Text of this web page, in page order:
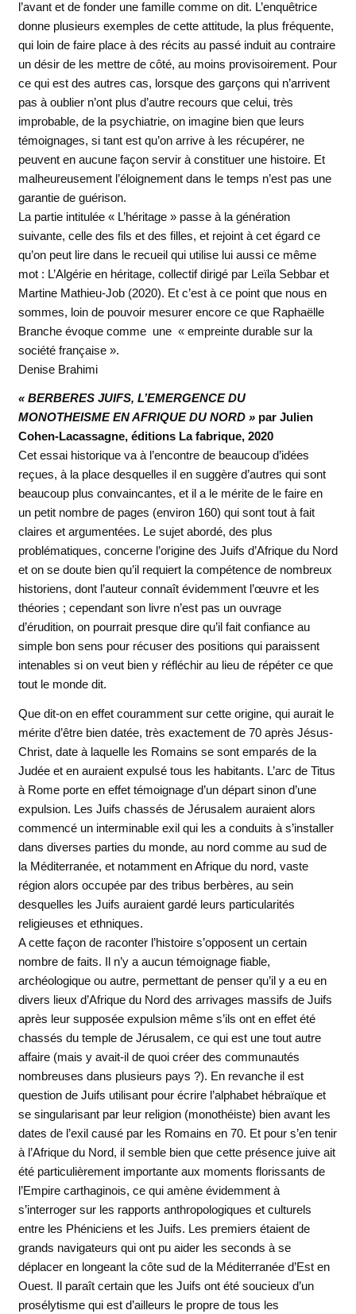
l’avant et de fonder une famille comme on dit. L’enquêtrice
donne plusieurs exemples de cette attitude, la plus fréquente,
qui loin de faire place à des récits au passé induit au contraire
un désir de les mettre de côté, au moins provisoirement. Pour
ce qui est des autres cas, lorsque des garçons qui n’arrivent
pas à oublier n’ont plus d’autre recours que celui, très
improbable, de la psychiatrie, on imagine bien que leurs
témoignages, si tant est qu’on arrive à les récupérer, ne
peuvent en aucune façon servir à constituer une histoire. Et
malheureusement l’éloignement dans le temps n’est pas une
garantie de guérison.
La partie intitulée « L’héritage » passe à la génération
suivante, celle des fils et des filles, et rejoint à cet égard ce
qu’on peut lire dans le recueil qui utilise lui aussi ce même
mot : L’Algérie en héritage, collectif dirigé par Leïla Sebbar et
Martine Mathieu-Job (2020). Et c’est à ce point que nous en
sommes, loin de pouvoir mesurer encore ce que Raphaëlle
Branche évoque comme une « empreinte durable sur la
société française ».
Denise Brahimi
« BERBERES JUIFS, L’EMERGENCE DU
MONOTHEISME EN AFRIQUE DU NORD »par Julien
Cohen-Lacassagne, éditions La fabrique, 2020
Cet essai historique va à l’encontre de beaucoup d’idées
reçues, à la place desquelles il en suggère d’autres qui sont
beaucoup plus convaincantes, et il a le mérite de le faire en
un petit nombre de pages (environ 160) qui sont tout à fait
claires et argumentées. Le sujet abordé, des plus
problématiques, concerne l’origine des Juifs d’Afrique du Nord
et on se doute bien qu’il requiert la compétence de nombreux
historiens, dont l’auteur connaît évidemment l’œuvre et les
théories ; cependant son livre n’est pas un ouvrage
d’érudition, on pourrait presque dire qu’il fait confiance au
simple bon sens pour récuser des positions qui paraissent
intenables si on veut bien y réfléchir au lieu de répéter ce que
tout le monde dit.
Que dit-on en effet couramment sur cette origine, qui aurait le
mérite d’être bien datée, très exactement de 70 après Jésus-
Christ, date à laquelle les Romains se sont emparés de la
Judée et en auraient expulsé tous les habitants. L’arc de Titus
à Rome porte en effet témoignage d’un départ sinon d’une
expulsion. Les Juifs chassés de Jérusalem auraient alors
commencé un interminable exil qui les a conduits à s’installer
dans diverses parties du monde, au nord comme au sud de
la Méditerranée, et notamment en Afrique du nord, vaste
région alors occupée par des tribus berbères, au sein
desquelles les Juifs auraient gardé leurs particularités
religieuses et ethniques.
A cette façon de raconter l’histoire s’opposent un certain
nombre de faits. Il n’y a aucun témoignage fiable,
archéologique ou autre, permettant de penser qu’il y a eu en
divers lieux d’Afrique du Nord des arrivages massifs de Juifs
après leur supposée expulsion même s’ils ont en effet été
chassés du temple de Jérusalem, ce qui est une tout autre
affaire (mais y avait-il de quoi créer des communautés
nombreuses dans plusieurs pays ?). En revanche il est
question de Juifs utilisant pour écrire l’alphabet hébraïque et
se singularisant par leur religion (monothéiste) bien avant les
dates de l’exil causé par les Romains en 70. Et pour s’en tenir
à l’Afrique du Nord, il semble bien que cette présence juive ait
été particulièrement importante aux moments florissants de
l’Empire carthaginois, ce qui amène évidemment à
s’interroger sur les rapports anthropologiques et culturels
entre les Phéniciens et les Juifs. Les premiers étaient de
grands navigateurs qui ont pu aider les seconds à se
déplacer en longeant la côte sud de la Méditerranée d’Est en
Ouest. Il paraît certain que les Juifs ont été soucieux d’un
prosélytisme qui est d’ailleurs le propre de tous les